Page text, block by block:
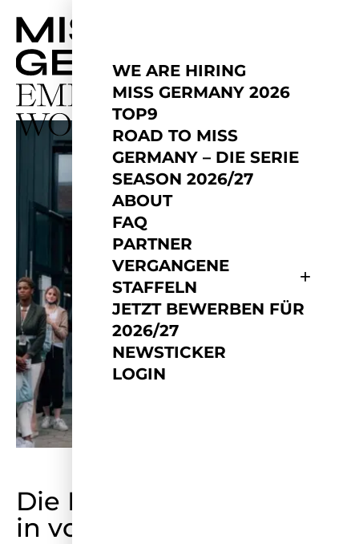
WE ARE HIRING
MISS GERMANY 2026
TOP9
ROAD TO MISS
GERMANY – DIE SERIE
SEASON 2026/27
ABOUT
FAQ
PARTNER
VERGANGENE
STAFFELN
JETZT BEWERBEN FÜR
2026/27
NEWSTICKER
LOGIN
Die Live Experience ist
in vollem Gange!